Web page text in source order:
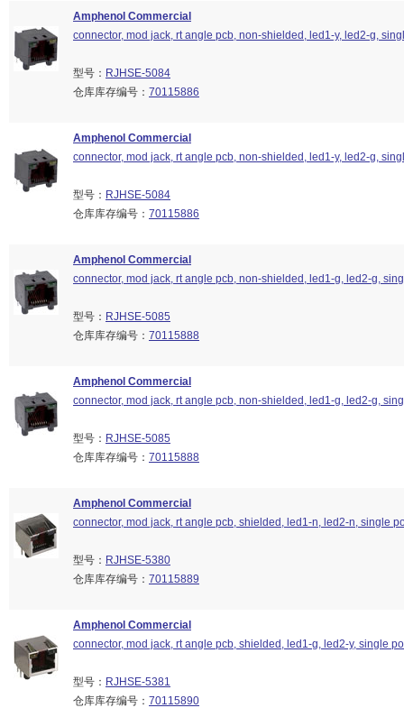
Amphenol Commercial
connector, mod jack, rt angle pcb, non-shielded, led1-y, led2-g,
型号： RJHSE-5084
仓库库存编号： 70115886
Amphenol Commercial
connector, mod jack, rt angle pcb, non-shielded, led1-y, led2-g,
型号： RJHSE-5084
仓库库存编号： 70115886
Amphenol Commercial
connector, mod jack, rt angle pcb, non-shielded, led1-g, led2-g,
型号： RJHSE-5085
仓库库存编号： 70115888
Amphenol Commercial
connector, mod jack, rt angle pcb, non-shielded, led1-g, led2-g,
型号： RJHSE-5085
仓库库存编号： 70115888
Amphenol Commercial
connector, mod jack, rt angle pcb, shielded, led1-n, led2-n, single
型号： RJHSE-5380
仓库库存编号： 70115889
Amphenol Commercial
connector, mod jack, rt angle pcb, shielded, led1-g, led2-y, single
型号： RJHSE-5381
仓库库存编号： 70115890